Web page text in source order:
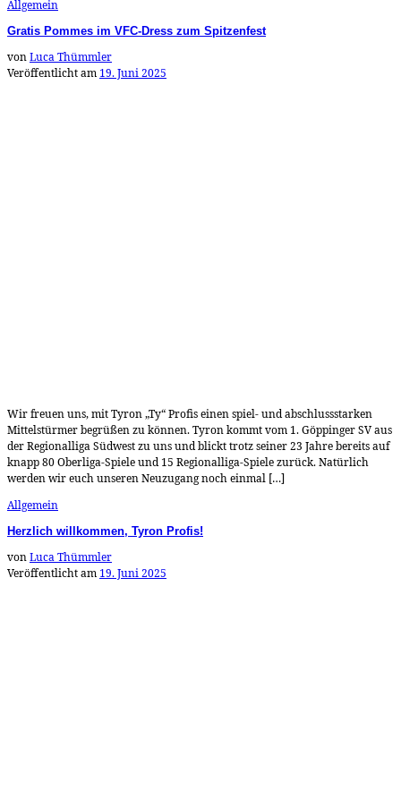
Allgemein
Gratis Pommes im VFC-Dress zum Spitzenfest
vonLuca Thümmler
Veröffentlicht am 19. Juni 2025
Wir freuen uns, mit Tyron „Ty“ Profis einen spiel- und abschlussstarken
Mittelstürmer begrüßen zu können. Tyron kommt vom 1. Göppinger SV aus
der Regionalliga Südwest zu uns und blickt trotz seiner 23 Jahre bereits auf
knapp 80 Oberliga-Spiele und 15 Regionalliga-Spiele zurück. Natürlich
werden wir euch unseren Neuzugang noch einmal […]
Allgemein
Herzlich willkommen, Tyron Profis!
vonLuca Thümmler
Veröffentlicht am 19. Juni 2025